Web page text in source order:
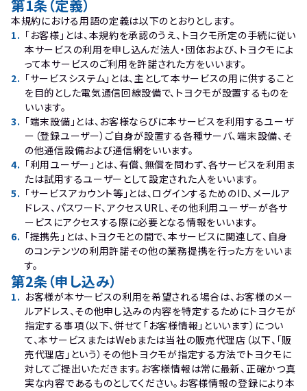
第1条（定義）
本規約における用語の定義は以下のとおりとします。
1. 「お客様」とは、本規約を承認のうえ、トヨクモ所定の手続に従い
本サービスの利用を申し込んだ法人・団体および、トヨクモによ
って本サービスのご利用を許諾された方をいいます。
2. 「サービスシステム」とは、主として本サービスの用に供すること
を目的とした電気通信回線設備で、トヨクモが設置するものを
いいます。
3. 「端末設備」とは、お客様ならびに本サービスを利用するユーザ
ー（登録ユーザー）ご自身が設置する各種サーバ、端末設備、そ
の他通信設備および通信網をいいます。
4. 「利用ユーザー」とは、有償、無償を問わず、各サービスを利用ま
たは試用するユーザーとして設定された人をいいます。
5. 「サービスアカウント等」とは、ログインするためのID、メールア
ドレス、パスワード、アクセスURL、その他利用ユーザーが各サ
ービスにアクセスする際に必要となる情報をいいます。
6. 「提携先」とは、トヨクモとの間で、本サービスに関連して、自身
のコンテンツの利用許諾その他の業務提携を行った方をいいま
す。
第2条（申し込み）
1. お客様が本サービスの利用を希望される場合は、お客様のメー
ルアドレス、その他申し込みの内容を特定するためにトヨクモが
指定する事項（以下、併せて「お客様情報」といいます）につい
て、本サービスまたはWebまたは当社の販売代理店（以下、「販
売代理店」という）その他トヨクモが指定する方法でトヨクモに
対してご提出いただきます。お客様情報は常に最新、正確かつ真
実な内容であるものとしてください。お客様情報の登録により本